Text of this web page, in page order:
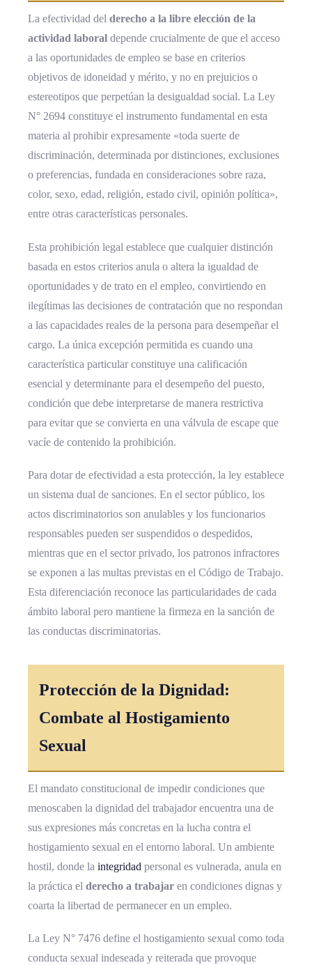
La efectividad del derecho a la libre elección de la
actividad laboral depende crucialmente de que el acceso
a las oportunidades de empleo se base en criterios
objetivos de idoneidad y mérito, y no en prejuicios o
estereotipos que perpetúan la desigualdad social. La Ley
N° 2694 constituye el instrumento fundamental en esta
materia al prohibir expresamente «toda suerte de
discriminación, determinada por distinciones, exclusiones
o preferencias, fundada en consideraciones sobre raza,
color, sexo, edad, religión, estado civil, opinión política»,
entre otras características personales.
Esta prohibición legal establece que cualquier distinción
basada en estos criterios anula o altera la igualdad de
oportunidades y de trato en el empleo, convirtiendo en
ilegítimas las decisiones de contratación que no respondan
a las capacidades reales de la persona para desempeñar el
cargo. La única excepción permitida es cuando una
característica particular constituye una calificación
esencial y determinante para el desempeño del puesto,
condición que debe interpretarse de manera restrictiva
para evitar que se convierta en una válvula de escape que
vacíe de contenido la prohibición.
Para dotar de efectividad a esta protección, la ley establece
un sistema dual de sanciones. En el sector público, los
actos discriminatorios son anulables y los funcionarios
responsables pueden ser suspendidos o despedidos,
mientras que en el sector privado, los patronos infractores
se exponen a las multas previstas en el Código de Trabajo.
Esta diferenciación reconoce las particularidades de cada
ámbito laboral pero mantiene la firmeza en la sanción de
las conductas discriminatorias.
Protección de la Dignidad:
Combate al Hostigamiento
Sexual
El mandato constitucional de impedir condiciones que
menoscaben la dignidad del trabajador encuentra una de
sus expresiones más concretas en la lucha contra el
hostigamiento sexual en el entorno laboral. Un ambiente
hostil, donde la integridad personal es vulnerada, anula en
la práctica el derecho a trabajar en condiciones dignas y
coarta la libertad de permanecer en un empleo.
La Ley N° 7476 define el hostigamiento sexual como toda
conducta sexual indeseada y reiterada que provoque